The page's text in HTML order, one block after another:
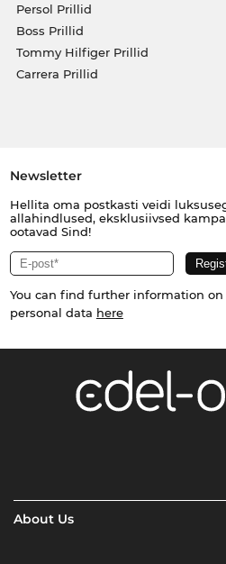
Persol Prillid
Boss Prillid
Tommy Hilfiger Prillid
Carrera Prillid
Newsletter
Hellita oma postkasti veidi
allahindlused, eksklusiivsed
ootavad Sind!
You can find further information
personal data here
About Us